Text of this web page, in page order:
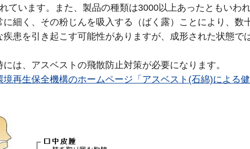
ています。また、製品の種類は3000以上あったともいわれ
細く、その粉じんを吸入する（ばく露）ことにより、数
患を引き起こす可能性がありますが、成形された状態で
は、アスベストの飛散防止対策が必要になります。
境再生保全機構のホームページ「アスベスト(石綿)による